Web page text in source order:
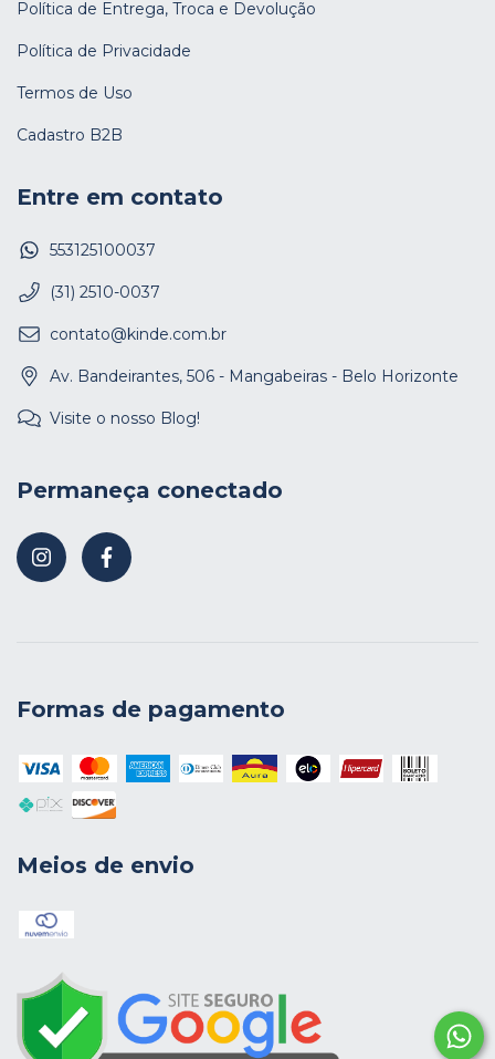
Política de Entrega, Troca e Devolução
Política de Privacidade
Termos de Uso
Cadastro B2B
Entre em contato
553125100037
(31) 2510-0037
contato@kinde.com.br
Av. Bandeirantes, 506 - Mangabeiras - Belo Horizonte
Visite o nosso Blog!
Permaneça conectado
Formas de pagamento
Meios de envio